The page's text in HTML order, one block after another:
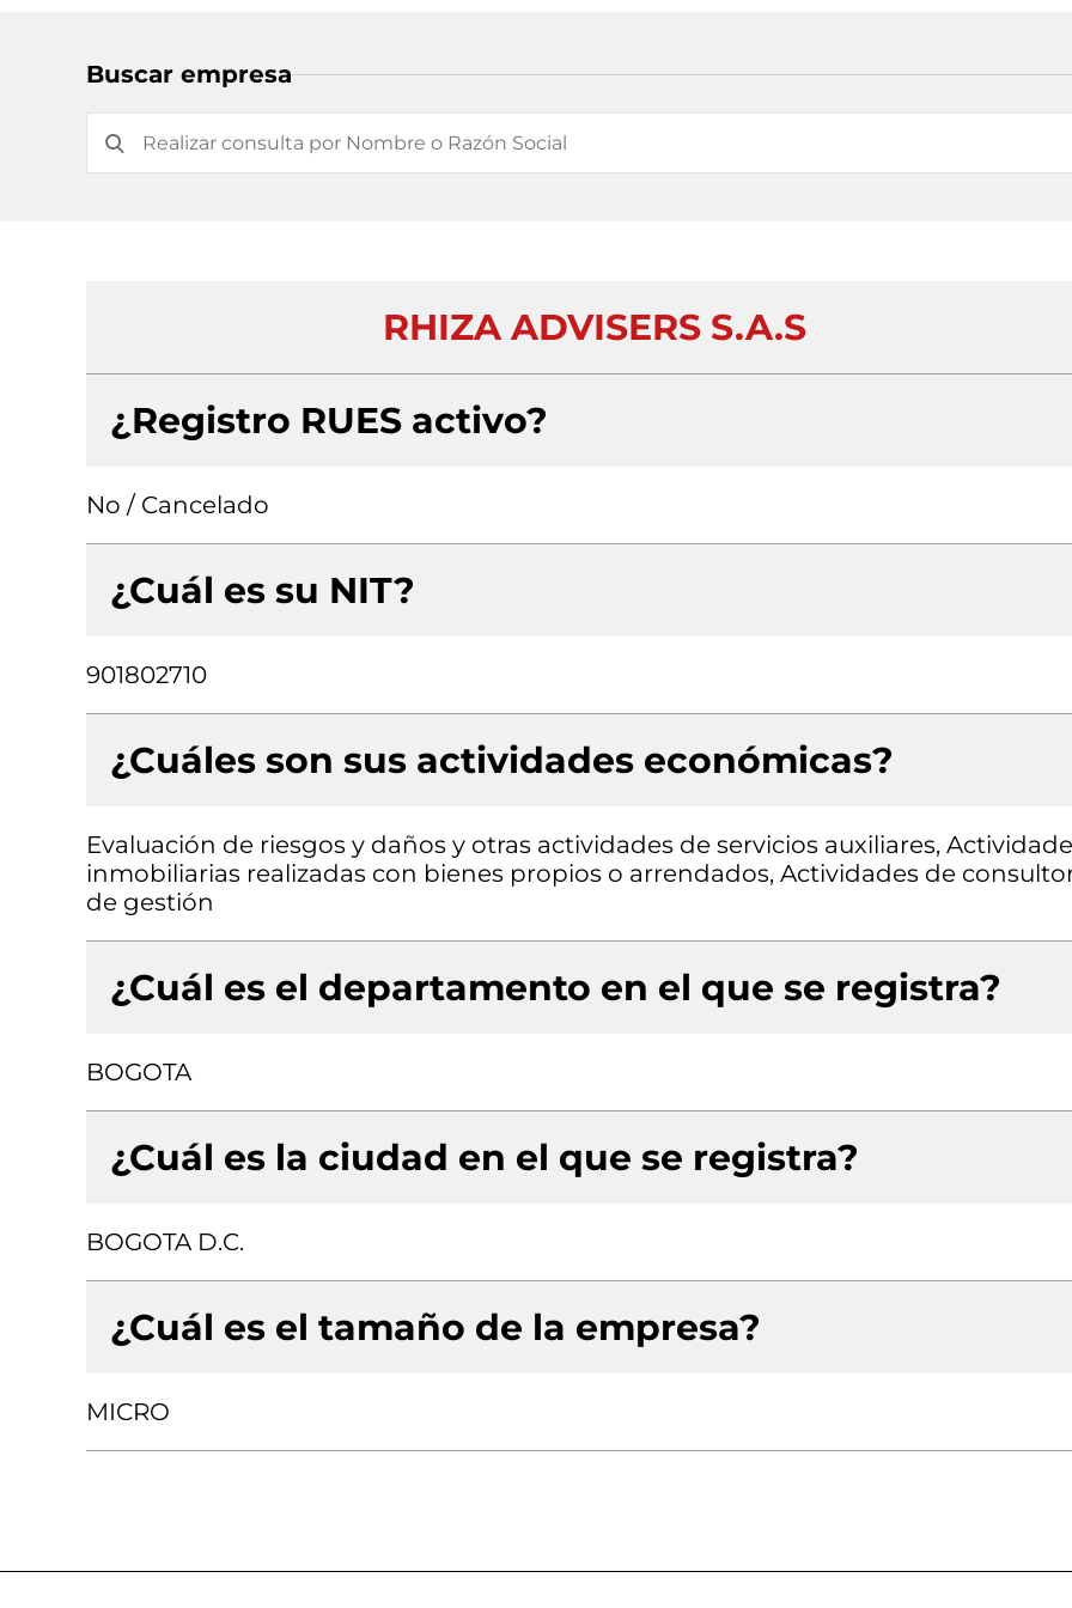
Buscar empresa
RHIZA ADVISERS S.A.S
¿Registro RUES activo?
No / Cancelado
¿Cuál es su NIT?
901802710
¿Cuáles son sus actividades económicas?
Evaluación de riesgos y daños y otras actividades de servicios auxiliares,
inmobiliarias realizadas con bienes propios o arrendados, Actividades de
de gestión
¿Cuál es el departamento en el que se registra?
BOGOTA
¿Cuál es la ciudad en el que se registra?
BOGOTA D.C.
¿Cuál es el tamaño de la empresa?
MICRO